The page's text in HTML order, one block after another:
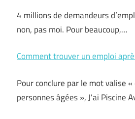
4 millions de demandeurs
non, pas moi. Pour beaucoup,…
Comment trouver un emploi
Pour conclure par le mot valise
personnes âgées », J’ai Piscine